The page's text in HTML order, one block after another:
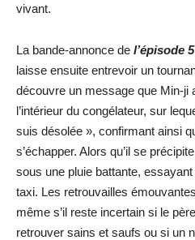
vivant.
La bande-annonce de l’épisode
laisse ensuite entrevoir un
découvre un message que Min-ji
l’intérieur du congélateur, sur
suis désolée », confirmant ainsi
s’échapper. Alors qu’il se
sous une pluie battante,
taxi. Les retrouvailles
même s’il reste incertain si le
retrouver sains et saufs ou si un